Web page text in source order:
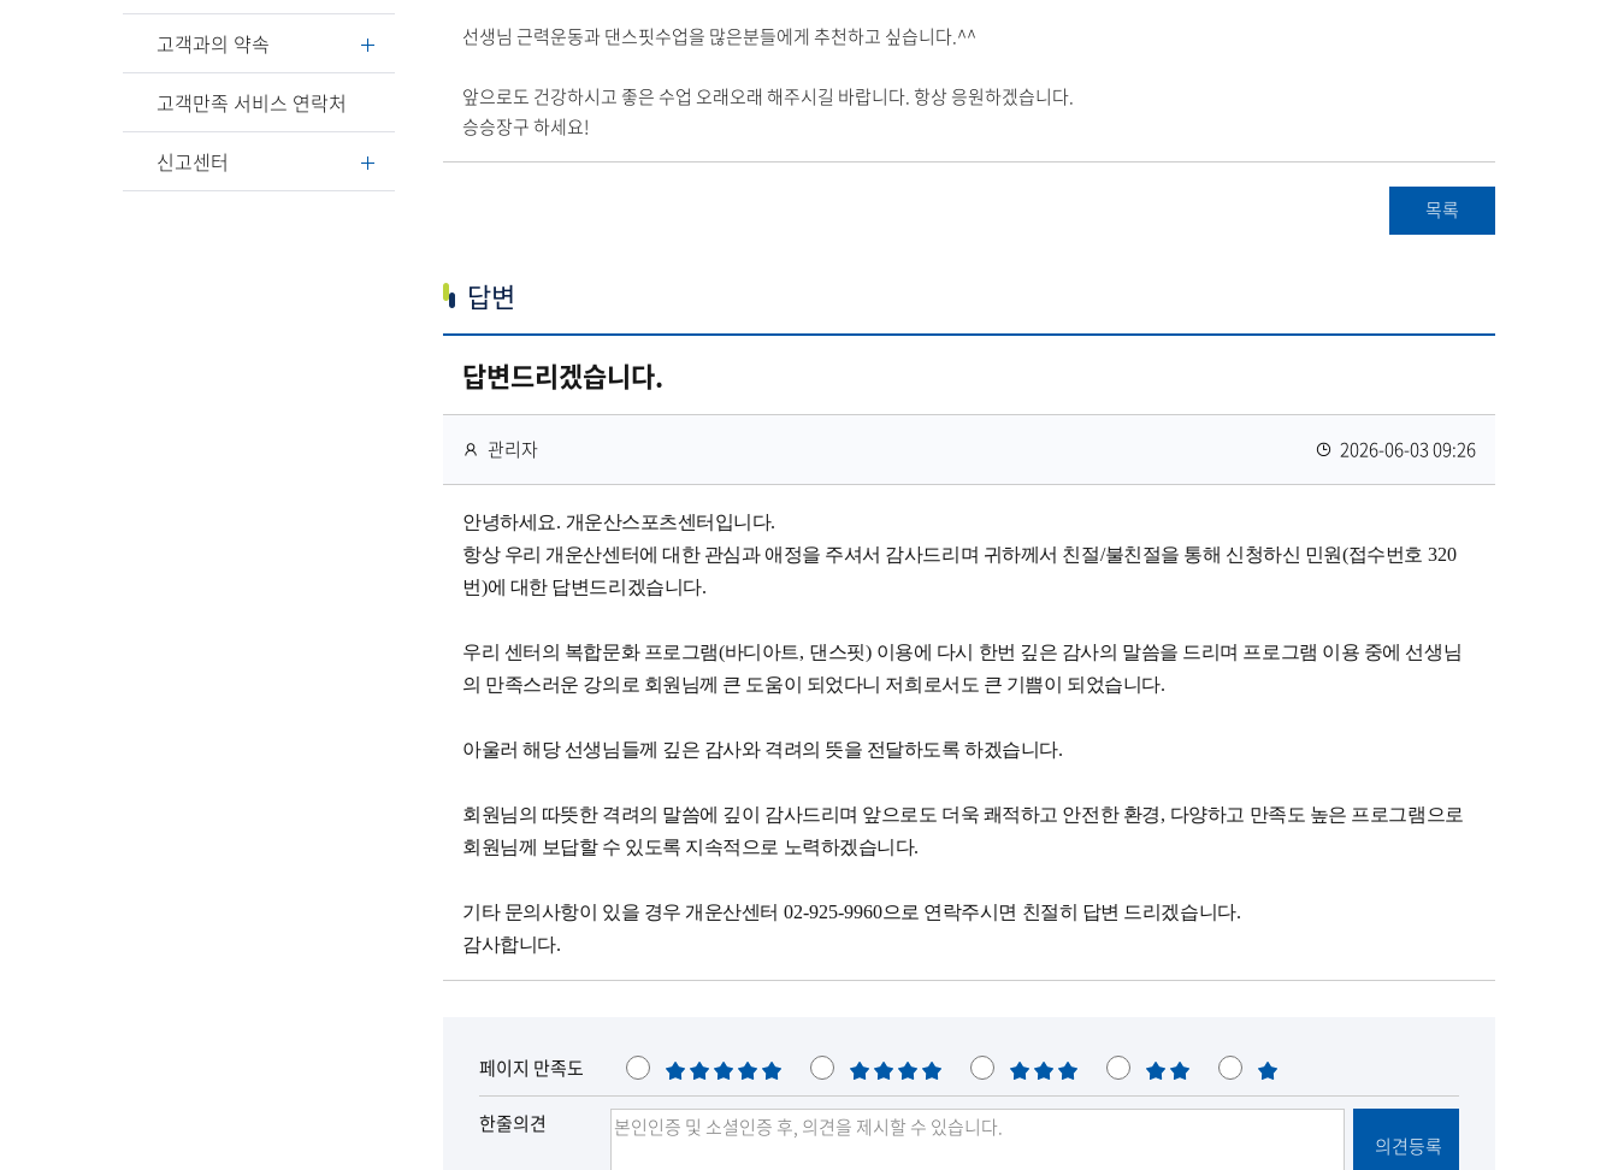
고객과의 약속
고객만족 서비스 연락처
신고센터
선생님 근력운동과 댄스핏수업을 많은분들에게 추천하고 싶습니다.^^
앞으로도 건강하시고 좋은 수업 오래오래 해주시길 바랍니다. 항상 응원하겠습니다.
승승장구 하세요!
목록
답변
답변드리겠습니다.
작
성
자
관리자
록
2026-06-03 09:26
안녕하세요. 개운산스포츠센터입니다.
항상 우리 개운산센터에 대한 관심과 애정을 주셔서 감사드리며 귀하께서 친절/불친절을 통해 신청하신 민원(접수번호 320
번)에 대한 답변드리겠습니다.
우리 센터의 복합문화 프로그램(바디아트, 댄스핏) 이용에 다시 한번 깊은 감사의 말씀을 드리며 프로그램 이용 중에 선생님
의 만족스러운 강의로 회원 님께 큰 도움이 되었다니 저희로서도 큰 기쁨이 되었습니다.
아울러 해당 선생님들께 깊은 감사와 격려의 뜻을 전달하도록 하겠습니다.
회원님의 따뜻한 격려의 말씀에 깊이 감사드리며 앞으로도 더욱 쾌적하고 안전한 환경, 다양하고 만족도 높은 프로그램으로
회원님께 보답할 수 있도록 지속적으로 노력하겠습니다.
기타 문의사항이 있을 경우 개운산센터 02-925-9960으로 연락주시면 친절히 답변 드리겠습니다.
감사합니다.
페이지 만족도
매
우
만
만
족
보
통
불
만
매
우
한줄의견
의견등록